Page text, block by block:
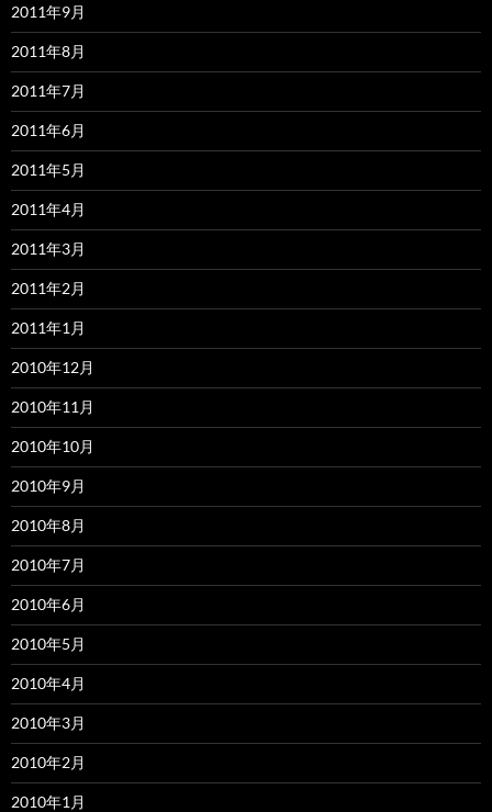
2011年9月
2011年8月
2011年7月
2011年6月
2011年5月
2011年4月
2011年3月
2011年2月
2011年1月
2010年12月
2010年11月
2010年10月
2010年9月
2010年8月
2010年7月
2010年6月
2010年5月
2010年4月
2010年3月
2010年2月
2010年1月